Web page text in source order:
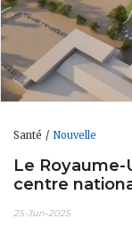
Santé Nouvelle
Le
centre
25-Jun-2025